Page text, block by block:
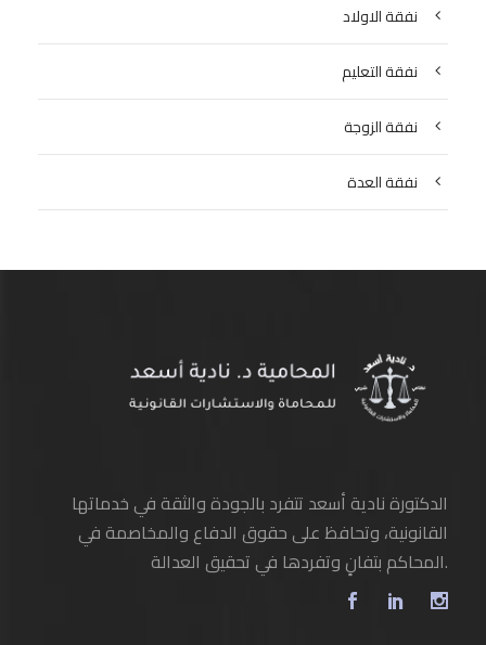
نفقة الاولاد
نفقة التعليم
نفقة الزوجة
نفقة العدة
الدكتورة نادية أسعد تتفرد بالجودة والثقة في خدماتها
القانونية، وتحافظ على حقوق الدفاع والمخاصمة في
المحاكم بتفانٍ وتفردها في تحقيق العدالة.